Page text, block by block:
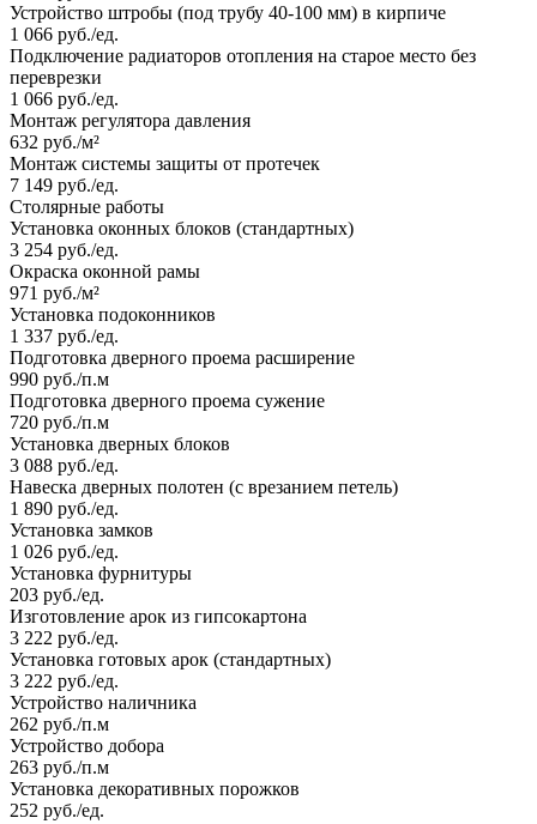
Устройство штробы (под трубу 40-100 мм) в кирпиче
1 066 руб./ед.
Подключение радиаторов отопления на старое место без
переврезки
1 066 руб./ед.
Монтаж регулятора давления
632 руб./м²
Монтаж системы защиты от протечек
7 149 руб./ед.
Столярные работы
Установка оконных блоков (стандартных)
3 254 руб./ед.
Окраска оконной рамы
971 руб./м²
Установка подоконников
1 337 руб./ед.
Подготовка дверного проема расширение
990 руб./п.м
Подготовка дверного проема сужение
720 руб./п.м
Установка дверных блоков
3 088 руб./ед.
Навеска дверных полотен (с врезанием петель)
1 890 руб./ед.
Установка замков
1 026 руб./ед.
Установка фурнитуры
203 руб./ед.
Изготовление арок из гипсокартона
3 222 руб./ед.
Установка готовых арок (стандартных)
3 222 руб./ед.
Устройство наличника
262 руб./п.м
Устройство добора
263 руб./п.м
Установка декоративных порожков
252 руб./ед.